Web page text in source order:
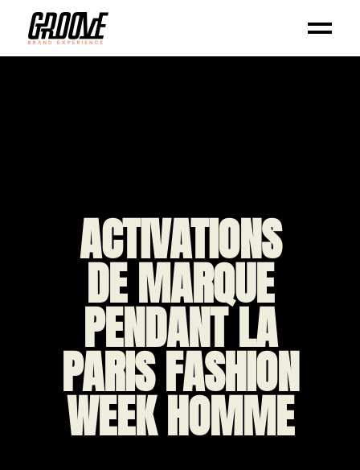
ACTIVATIONS
DE MARQUE
PENDANT LA
PARIS FASHION
WEEK HOMME